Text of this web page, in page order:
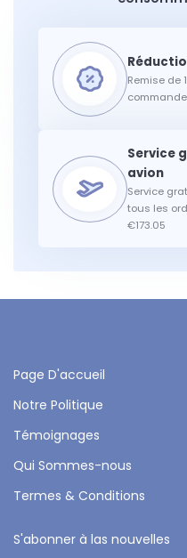
Remise de
Service
tous les
€173.05
Page D'accueil
Notre Politique
Témoignages
Qui Sommes-nous
Termes & Conditions
S'abonner à las nouvelles